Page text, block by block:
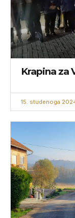
Krapina za
15. studenoga